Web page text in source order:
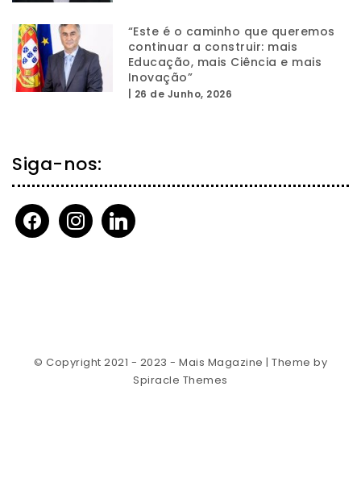
“Este é o caminho que queremos
continuar a construir: mais
Educação, mais Ciência e mais
Inovação”
26 de Junho, 2026
Siga-nos:
facebookinstagramlinkedin
© Copyright 2021 - 2023 - Mais Magazine | Theme by
Spiracle Themes